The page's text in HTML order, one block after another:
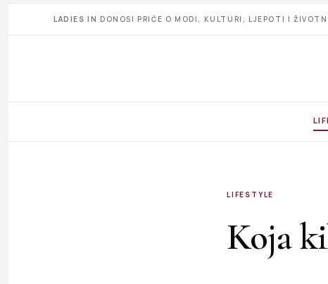
LADIES IN DONOSI PRIČE O MODI, KULTURI, LJEPOTI I
LIFESTYLE
Koja